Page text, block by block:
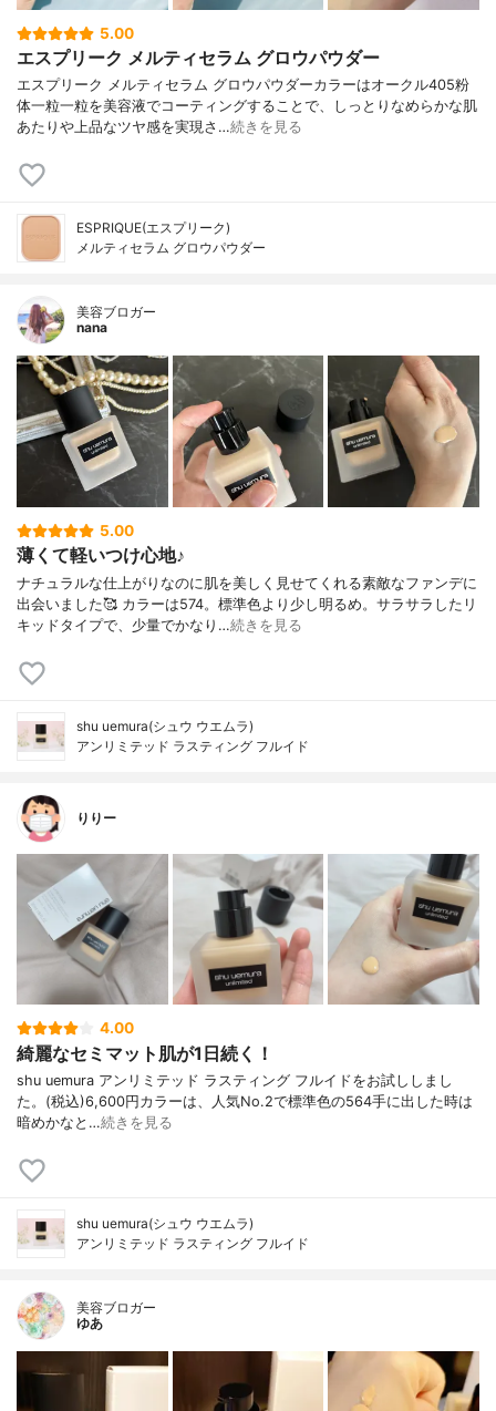
5.00
エスプリーク メルティセラム グロウパウダー
エスプリーク メルティセラム グロウパウダーカラーはオークル405粉
体一粒一粒を美容液でコーティングすることで、しっとりなめらかな肌
あたりや上品なツヤ感を実現さ…続きを見る
ESPRIQUE(エスプリーク)
メルティセラム グロウパウダー
美容ブロガー
nana
5.00
薄くて軽いつけ心地♪
ナチュラルな仕上がりなのに肌を美しく見せてくれる素敵なファンデに
出会いました🥰 カラーは574。標準色より少し明るめ。サラサラしたリ
キッドタイプで、少量でかなり…続きを見る
shu uemura(シュウ ウエムラ)
アンリミテッド ラスティング フルイド
りりー
4.00
綺麗なセミマット肌が1日続く！
shu uemura アンリミテッド ラスティング フルイドをお試ししまし
た。(税込)6,600円カラーは、人気No.2で標準色の564手に出した時は
暗めかなと…続きを見る
shu uemura(シュウ ウエムラ)
アンリミテッド ラスティング フルイド
美容ブロガー
ゆあ